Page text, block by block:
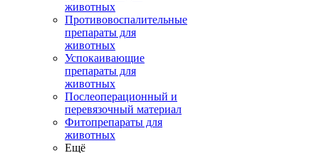
животных
Противовоспалительные
препараты для
животных
Успокаивающие
препараты для
животных
Послеоперационный и
перевязочный материал
Фитопрепараты для
животных
Ещё